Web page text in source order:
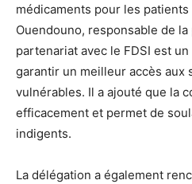
médicaments pour les
Ouendouno, responsable de
partenariat avec le FDSI est
garantir un meilleur accès aux
vulnérables. Il a ajouté que la
efficacement et permet de
indigents.
La délégation a également